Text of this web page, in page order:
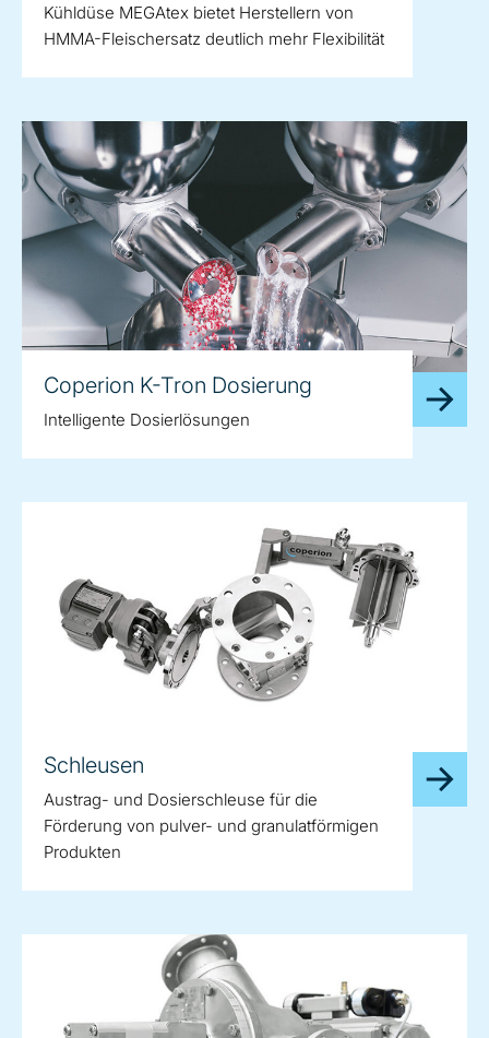
Kühldüse MEGAtex bietet Herstellern von
HMMA-Fleischersatz deutlich mehr Flexibilität
Coperion K-Tron Dosierung
Intelligente Dosierlösungen
Schleusen
Austrag- und Dosierschleuse für die
Förderung von pulver- und granulatförmigen
Produkten